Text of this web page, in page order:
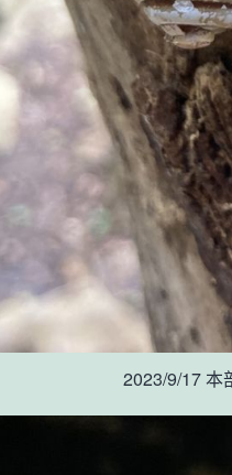
2023/9/17 本